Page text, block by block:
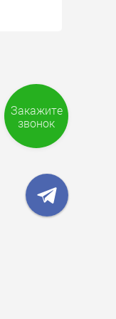
Закажите
звонок